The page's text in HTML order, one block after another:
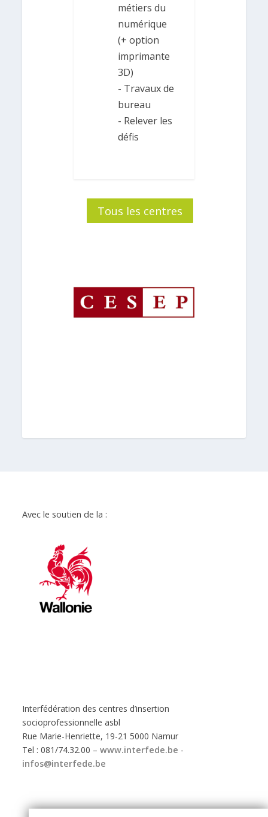
métiers du
numérique
(+ option
imprimante
3D)
- Travaux de
bureau
- Relever les
défis
Tous les centres
Avec le soutien de la :
Interfédération des centres d’insertion
socioprofessionnelle asbl
Rue Marie-Henriette, 19-21 5000 Namur
Tel : 081/74.32.00 –www.interfede.be -
infos@interfede.be